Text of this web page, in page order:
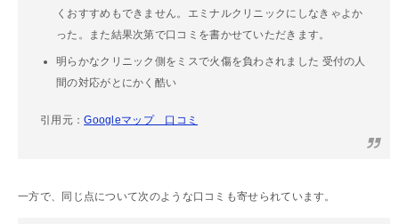
くおすすめもできません。エミナルクリニックにしなきゃよか
った。また結果次第で口コミを書かせていただきます。
明らかなクリニック側をミスで火傷を負わされました 受付の人
間の対応がとにかく酷い
引用元：Googleマップ 口コミ
一方で、同じ点について次のような口コミも寄せられています。